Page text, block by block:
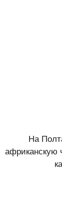
На
африканскую